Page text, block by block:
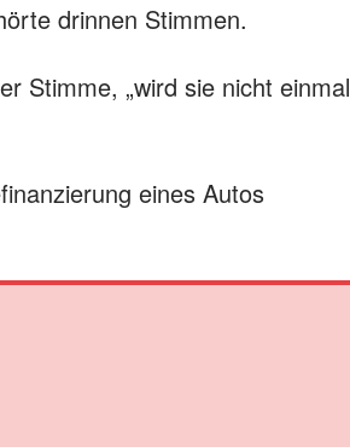
drinnen Stimmen.
Stimme, „wird sie nicht einmal
eines Autos